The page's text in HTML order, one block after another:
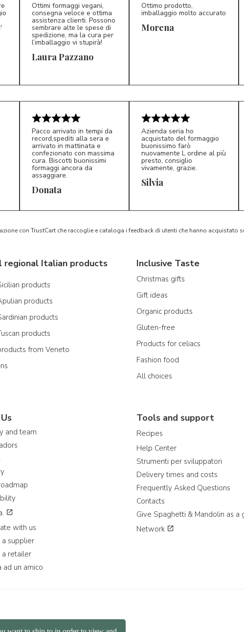
LP 5/5
Ottimi formaggi vegani,
consegna veloce e ottima
assistenza clienti. Possono
sembrare alte le spese di
spedizione, ma la cura per
l’imballaggio vi stupirà!
Laura Pazzano
Ottimo prodotto,
imballaggio molto accurato
Morena
D*
Pacco arrivato in tempi da
record,spediti alla sera e
arrivato in mattinata e
confezionato con massima
cura. Biscotti buonissimi
formaggi ancora da
assaggiare.
Donata S*
Azienda seria ho
acquistato del formaggio
buonissimo farò
nuovamente L ordine al più
presto, consiglio
vivamente, grazie.
Silvia
con TrustCart che raccoglie e cataloga i feedback di utenti che hanno acquistato
regional Italian products
products
products
products
products
from Veneto
Inclusive Taste
Christmas gifts
Gift ideas
Organic products
Gluten-free
Products for celiacs
Fashion food
All choices
and team
with us
supplier
retailer
ad un amico
Tools and support
Recipes
Help Center
Strumenti per sviluppatori
Delivery times and costs
Frequently Asked Questions
Contacts
Give Spaghetti & Mandolin as a
Network